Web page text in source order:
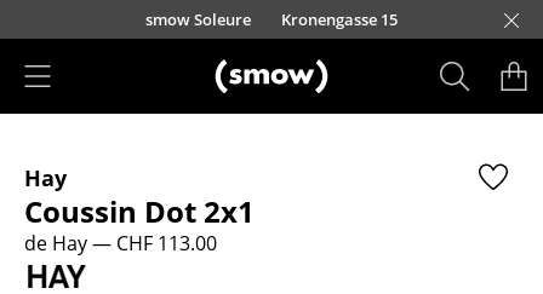
Accéder directement au contenu
smow Soleure Kronengasse 15
Sièges
Chaises de cuisine & salle à manger
Canapés
Hay
Coussin Dot 2x1
de Hay— CHF 113.00